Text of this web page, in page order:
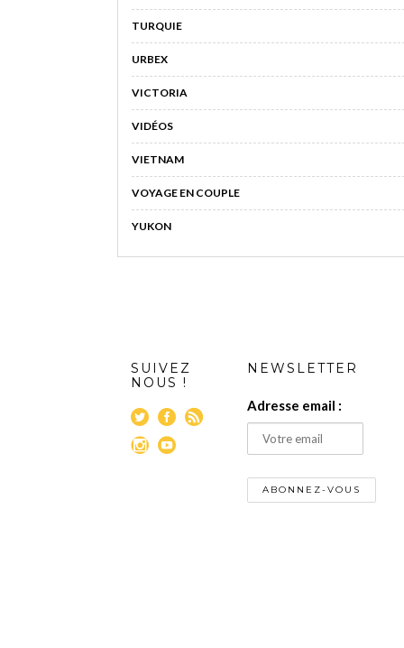
TURQUIE
URBEX
VICTORIA
VIDÉOS
VIETNAM
VOYAGE EN COUPLE
YUKON
SUIVEZ
NOUS !
NEWSLETTER
Adresse email :